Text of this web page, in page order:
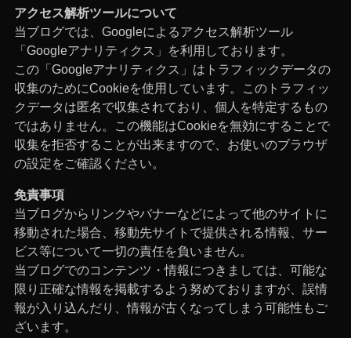
アクセス解析ツールについて
当ブログでは、Googleによるアクセス解析ツール
「Googleアナリティクス」を利用しております。
この「Googleアナリティクス」はトラフィックデータの
収集のためにCookieを使用しています。このトラフィッ
クデータは匿名で収集されており、個人を特定するもの
ではありません。この機能はCookieを無効にすることで
収集を拒否することが出来ますので、お使いのブラウザ
の設定をご確認ください。
免責事項
当ブログからリンクやバナーなどによって他のサイトに
移動された場合、移動先サイトで提供される情報、サー
ビス等について一切の責任を負いません。
当ブログでのコンテンツ・情報につきましては、可能な
限り正確な情報を掲載するよう努めておりますが、誤情
報が入り込んだり、情報が古くなってしまう可能性もご
ざいます。